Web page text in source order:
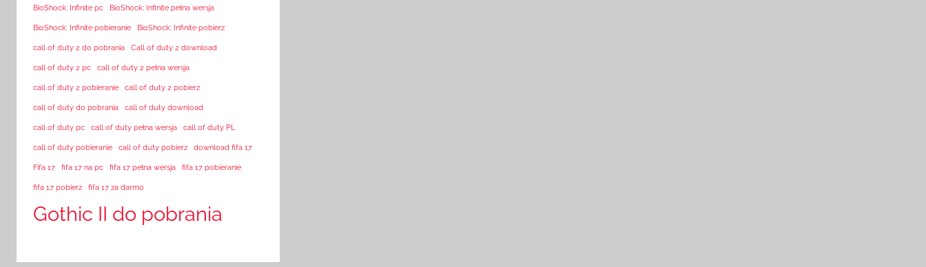
BioShock: Infinite pc BioShock: Infinite pełna wersja
BioShock: Infinite pobieranie BioShock: Infinite pobierz
call of duty 2 do pobrania Call of duty 2 download
call of duty 2 pc call of duty 2 pełna wersja
call of duty 2 pobieranie call of duty 2 pobierz
call of duty do pobrania call of duty download
call of duty pc call of duty pełna wersja call of duty PL
call of duty pobieranie call of duty pobierz download fifa 17
Fifa 17 fifa 17 na pc fifa 17 pełna wersja fifa 17 pobieranie
fifa 17 pobierz fifa 17 za darmo
Gothic II do pobrania